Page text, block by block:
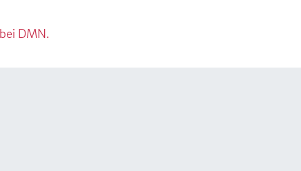
DMN.